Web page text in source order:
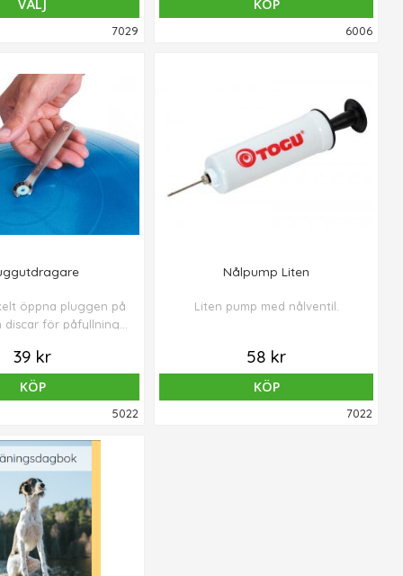
VÄLJ
7029
KÖP
6006
öppna pluggen på
discar för påfyllning
39 kr
KÖP
5022
Nålpump Liten
Liten pump med nålventil.
58 kr
KÖP
7022